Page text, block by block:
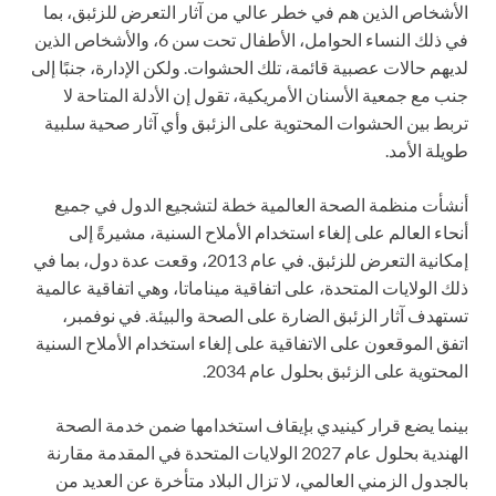
الأشخاص الذين هم في خطر عالي من آثار التعرض للزئبق، بما
في ذلك النساء الحوامل، الأطفال تحت سن 6، والأشخاص الذين
لديهم حالات عصبية قائمة، تلك الحشوات. ولكن الإدارة، جنبًا إلى
جنب مع جمعية الأسنان الأمريكية، تقول إن الأدلة المتاحة لا
تربط بين الحشوات المحتوية على الزئبق وأي آثار صحية سلبية
طويلة الأمد.
أنشأت منظمة الصحة العالمية خطة لتشجيع الدول في جميع
أنحاء العالم على إلغاء استخدام الأملاح السنية، مشيرةً إلى
إمكانية التعرض للزئبق. في عام 2013، وقعت عدة دول، بما في
ذلك الولايات المتحدة، على اتفاقية ميناماتا، وهي اتفاقية عالمية
تستهدف آثار الزئبق الضارة على الصحة والبيئة. في نوفمبر،
اتفق الموقعون على الاتفاقية على إلغاء استخدام الأملاح السنية
المحتوية على الزئبق بحلول عام 2034.
بينما يضع قرار كينيدي بإيقاف استخدامها ضمن خدمة الصحة
الهندية بحلول عام 2027 الولايات المتحدة في المقدمة مقارنة
بالجدول الزمني العالمي، لا تزال البلاد متأخرة عن العديد من